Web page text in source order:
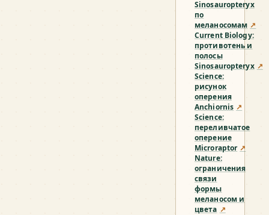
Sinosauropteryx
по
меланосомам ↗
Current Biology:
противотень и
полосы
Sinosauropteryx ↗
Science:
рисунок
оперения
Anchiornis ↗
Science:
переливчатое
оперение
Microraptor ↗
Nature:
ограничения
связи
формы
меланосом и
цвета ↗